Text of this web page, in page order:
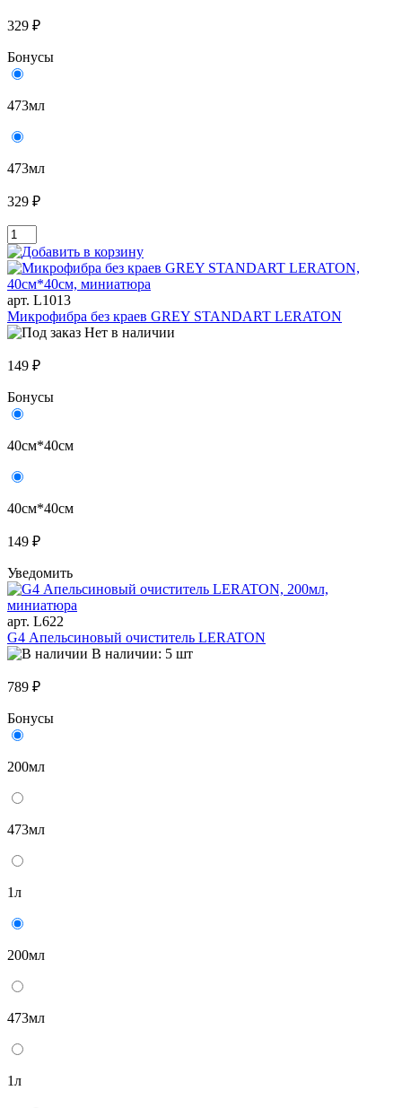
329 ₽
Бонусы
473мл
473мл
329 ₽
арт. L1013
Микрофибра без краев GREY STANDART LERATON
Нет в наличии
149 ₽
Бонусы
40см*40см
40см*40см
149 ₽
Уведомить
арт. L622
G4 Апельсиновый очиститель LERATON
В наличии: 5 шт
789 ₽
Бонусы
200мл
473мл
1л
200мл
473мл
1л